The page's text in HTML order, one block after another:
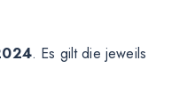
. Es gilt die jeweils